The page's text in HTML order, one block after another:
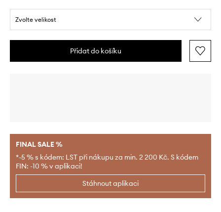
Zvolte velikost
Přidat do košíku
FINAL SALE %
*-5 % s kódem: LST při nákupu za min. 2 200 Kč. S kódem
FIN: -10 % v aplikaci!
Stáhnout aplikaci